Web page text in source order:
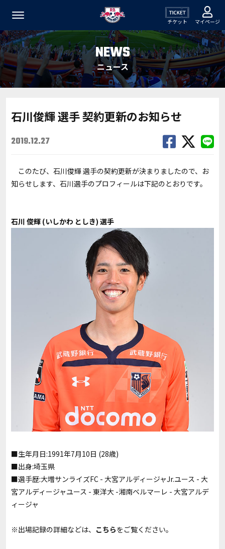
チケット マイページ
NEWS
ニュース
石川俊輝 選手 契約更新のお知らせ
2019.12.27
このたび、石川俊輝 選手の契約更新が決まりましたので、お
知らせします、石川選手のプロフィールは下記のとおりです。
石川 俊輝 (いしかわ としき) 選手
■生年月日:1991年7月10日 (28歳)
■出身:埼玉県
■選手歴:大増サンライズFC - 大宮アルディージャJr.ユース - 大
宮アルディージャユース - 東洋大 -湘南ベルマーレ - 大宮アルデ
ィージャ
※出場記録の詳細などは、 こちらをご覧ください。